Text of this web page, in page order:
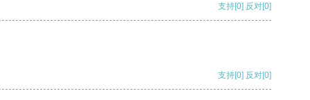
支持[0] 反对[0]
支持[0] 反对[0]